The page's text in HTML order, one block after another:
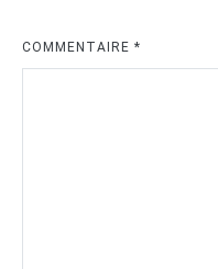
COMMENTAIRE *